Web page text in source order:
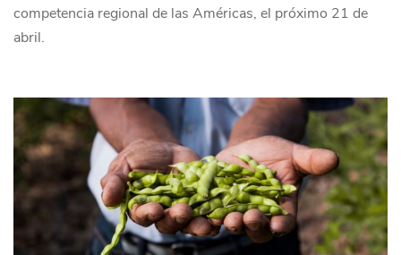
competencia regional de las Américas, el próximo 21 de
abril.